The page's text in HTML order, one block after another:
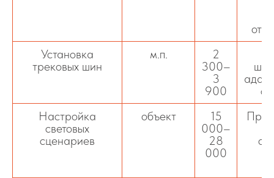
Установка
трековых шин
м.п.
2
300–
3
900
Настройка
световых
сценариев
объект
15
000–
28
000